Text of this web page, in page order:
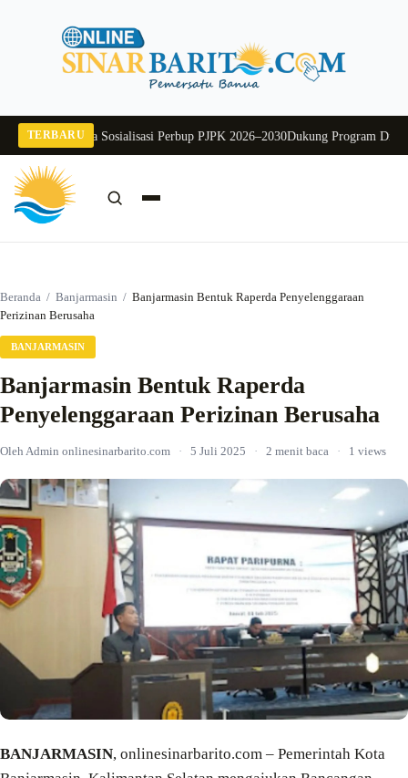
TERBARU
Raya Buka Sosialisasi Perbup PJPK 2026–2030Dukung Program Disdikbud
Beranda / Banjarmasin / Banjarmasin Bentuk Raperda Penyelenggaraan
Perizinan Berusaha
BANJARMASIN
Banjarmasin Bentuk Raperda
Penyelenggaraan Perizinan Berusaha
Oleh Admin onlinesinarbarito.com · 5 Juli 2025 · 2 menit baca · 1 views
BANJARMASIN, onlinesinarbarito.com – Pemerintah Kota